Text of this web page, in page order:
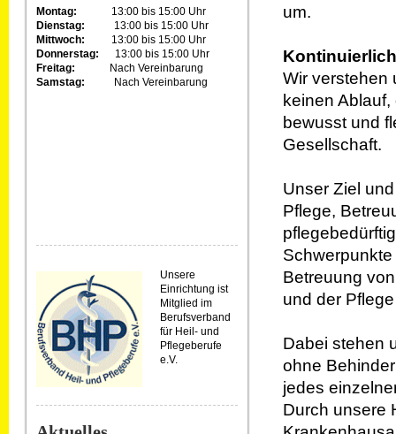
Montag: 13:00 bis 15:00 Uhr
Dienstag: 13:00 bis 15:00 Uhr
Mittwoch: 13:00 bis 15:00 Uhr
Donnerstag: 13:00 bis 15:00 Uhr
Freitag:
Nach Vereinbarung
Samstag: Nach Vereinbarung
Unsere
Einrichtung ist
Mitglied im
Berufsverband
für Heil- und
Pflegeberufe
e.V.
um.
Wir verstehen
keinen
bewusst und
Gesellschaft.
Unser Ziel
Pflege,
Betreuung
und der
Dabei stehen
ohne
jedes
Durch unsere